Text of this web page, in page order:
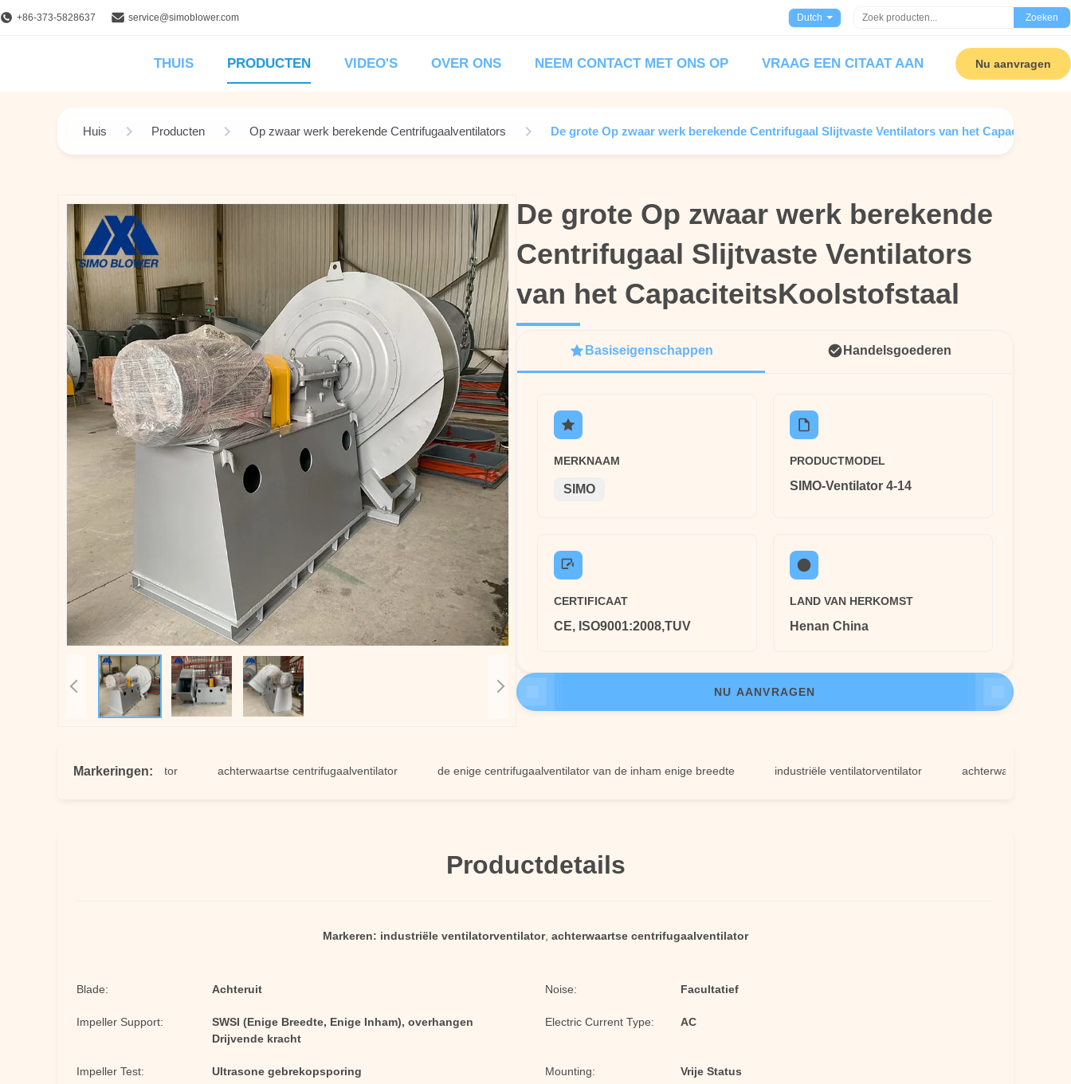
+86-373-5828637 service@simoblower.com Dutch Zoeken
THUIS PRODUCTEN VIDEO'S OVER ONS NEEM CONTACT MET ONS OP VRAAG EEN CITAAT AAN Nu aanvragen
Huis Producten Op zwaar werk berekende Centrifugaalventilators De grote Op zwaar werk berekende Centrifugaal Slijtvaste Ventilators van het
De grote Op zwaar werk berekende
Centrifugaal Slijtvaste Ventilators
van het CapaciteitsKoolstofstaal
De grote Op zwaar werk berekende
Centrifugaal Slijtvaste Ventilators
van het CapaciteitsKoolstofstaal
Basiseigenschappen Handelsgoederen
MERKNAAM
SIMO
PRODUCTMODEL
SIMO-Ventilator 4-14
CERTIFICAAT
CE, ISO9001:2008,TUV
LAND VAN HERKOMST
Henan China
NU AANVRAGEN
Markeringen:
ventilatorventilator achterwaartse centrifugaalventilator de enige centrifugaalventilator van de inham enige breedte industriële ventilatorventilator achterwaartse
Productdetails
Markeren: industriële ventilatorventilator, achterwaartse centrifugaalventilator
Blade: Achteruit Noise: Facultatief
Impeller Support:
SWSI (Enige Breedte, Enige Inham), overhangen
Drijvende kracht
Electric Current Type: AC
Impeller Test: Ultrasone gebrekopsporing Mounting: Vrije Status